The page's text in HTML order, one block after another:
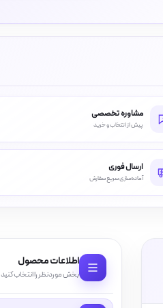
اطلاعات محصول
بخش موردنظر را انتخاب کنید
مشاوره تخصصی
پیش از انتخاب و خرید
ارسال فوری
آماده‌سازی سریع سفارش